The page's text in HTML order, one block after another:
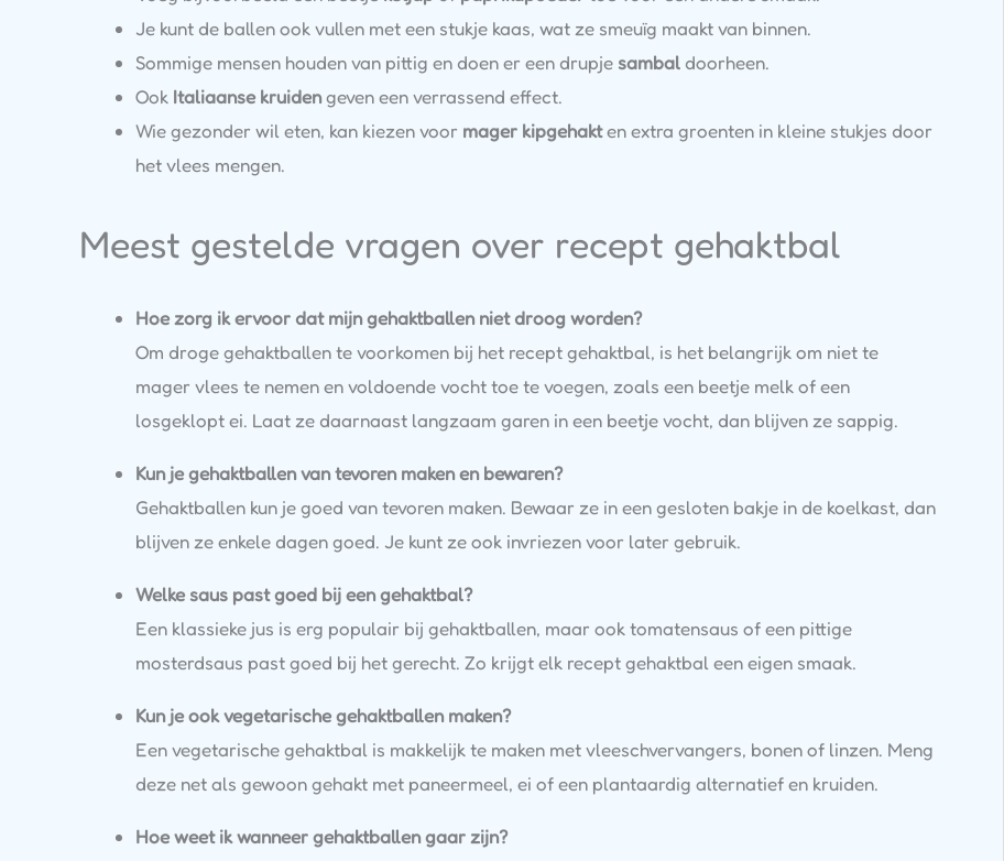
Je kunt de ballen ook vullen met een stukje kaas, wat ze smeuïg maakt van binnen.
Sommige mensen houden van pittig en doen er een drupje sambal doorheen.
Ook Italiaanse kruidengeven een verrassend effect.
Wie gezonder wil eten, kan kiezen voor mager kipgehakten extra groenten in kleine stukjes door
het vlees mengen.
Meest gestelde vragen over recept gehaktbal
Hoe zorg ik ervoor dat mijn gehaktballen niet droog worden?
Om droge gehaktballen te voorkomen bij het recept gehaktbal, is het belangrijk om niet te
mager vlees te nemen en voldoende vocht toe te voegen, zoals een beetje melk of een
losgeklopt ei. Laat ze daarnaast langzaam garen in een beetje vocht, dan blijven ze sappig.
Kun je gehaktballen van tevoren maken en bewaren?
Gehaktballen kun je goed van tevoren maken. Bewaar ze in een gesloten bakje in de koelkast, dan
blijven ze enkele dagen goed. Je kunt ze ook invriezen voor later gebruik.
Welke saus past goed bij een gehaktbal?
Een klassieke jus is erg populair bij gehaktballen, maar ook tomatensaus of een pittige
mosterdsaus past goed bij het gerecht. Zo krijgt elk recept gehaktbal een eigen smaak.
Kun je ook vegetarische gehaktballen maken?
Een vegetarische gehaktbal is makkelijk te maken met vleeschvervangers, bonen of linzen. Meng
deze net als gewoon gehakt met paneermeel, ei of een plantaardig alternatief en kruiden.
Hoe weet ik wanneer gehaktballen gaar zijn?